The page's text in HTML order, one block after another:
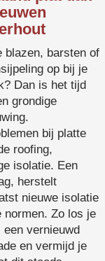
blazen, barsten of
op bij je
Dan is het tijd
grondige
bij platte
roofing,
isolatie. Een
herstelt
nieuwe isolatie
normen. Zo los je
vernieuwd
en vermijd je